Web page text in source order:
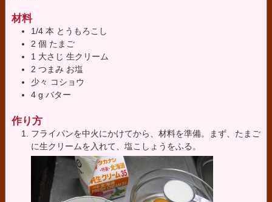
材料
1/4 本 とうもろこし
2 個 たまご
1 大さじ 生クリーム
2 つまみ お塩
少々 コショウ
4 g バター
作り方
フライパンを中火にかけてから、材料を準備。まず、たまご
に生クリームを入れて、塩こしょうをふる。